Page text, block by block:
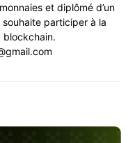
et diplômé d’un
participer à la
blockchain.